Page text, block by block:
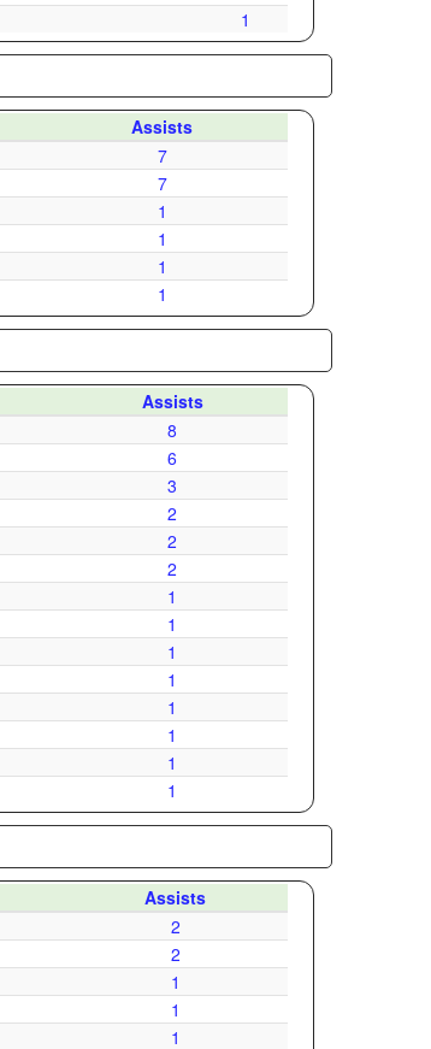
1
Assists
7
7
1
1
1
1
Assists
8
6
3
2
2
2
1
1
1
1
1
1
1
1
Assists
2
2
1
1
1